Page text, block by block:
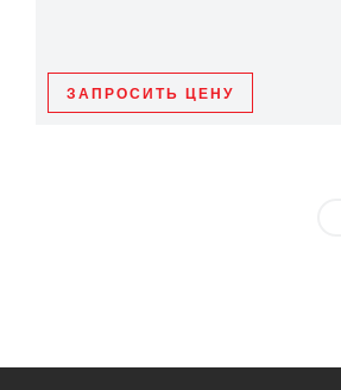
ЗАПРОСИТЬ ЦЕНУ